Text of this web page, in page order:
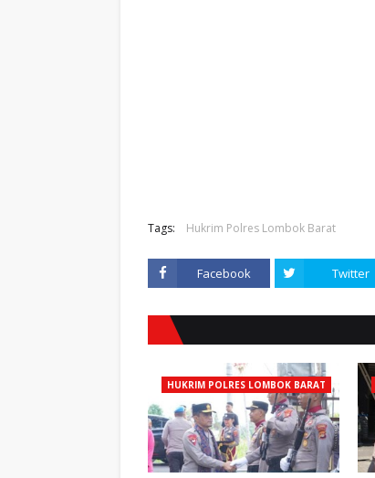
Tags: Hukrim Polres Lombok Barat
Facebook Twitter
HUKRIM POLRES LOMBOK BARAT